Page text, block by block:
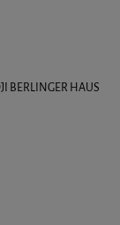
BERLINGER HAUS